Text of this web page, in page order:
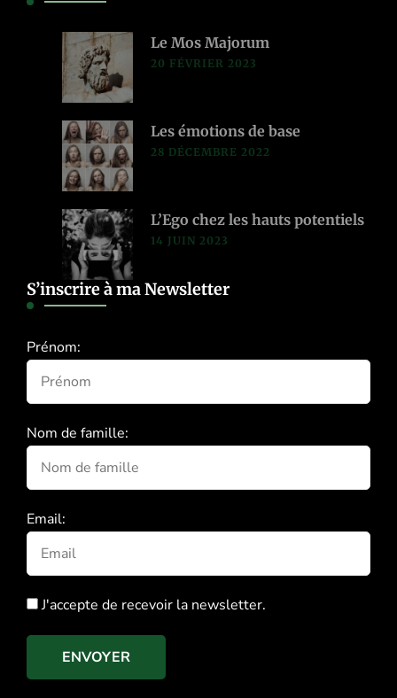
Le Mos Majorum
20 FÉVRIER 2023
Les émotions de base
28 DÉCEMBRE 2022
L’Ego chez les hauts potentiels
14 JUIN 2023
S’inscrire à ma Newsletter
Prénom:
Nom de famille:
Email:
J'accepte de recevoir la newsletter.
ENVOYER